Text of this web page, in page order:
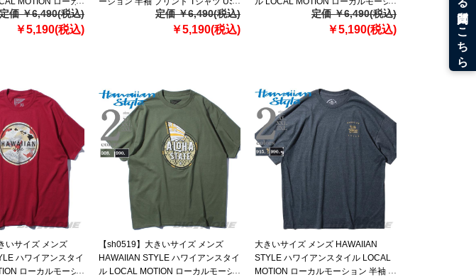
袖 プリント Tシャツ
定価 ￥6,490(税込)
￥5,190(税込)
直輸入 smt21109az定価 ￥6,490(税込)
￥5,190(税込)
ョン 半袖 プリント Tシャツ USA直輸
定価 ￥6,490(税込)
￥5,190(税込)
いサイズ メンズ
ハワイアンスタイ
ローカルモーシ
【sh0519】大きいサイズ メンズ
HAWAIIAN STYLE ハワイアンスタイ
ル LOCAL MOTION ローカルモーシ
大きいサイズ メンズ HAWAIIAN
STYLE ハワイアンスタイル LOCAL
MOTION ローカルモーション 半袖 プ